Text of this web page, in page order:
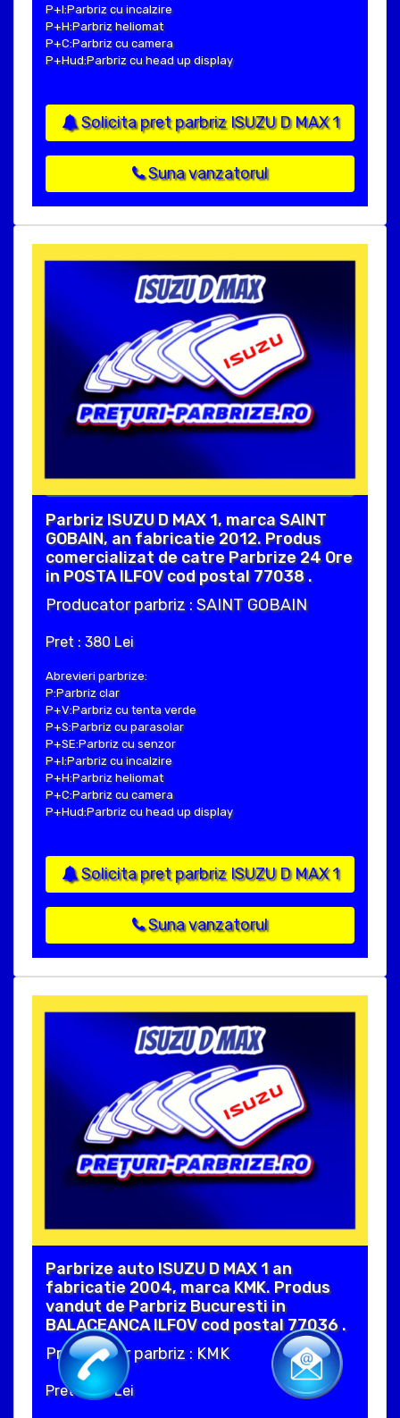
P+I:Parbriz cu incalzire
P+H:Parbriz heliomat
P+C:Parbriz cu camera
P+Hud:Parbriz cu head up display
Solicita pret parbriz ISUZU D MAX 1
Suna vanzatorul
Parbriz ISUZU D MAX 1, marca SAINT
GOBAIN, an fabricatie 2012. Produs
comercializat de catre Parbrize 24 Ore
in POSTA ILFOV cod postal 77038 .
Producator parbriz : SAINT GOBAIN
Pret : 380 Lei
Abrevieri parbrize:
P:Parbriz clar
P+V:Parbriz cu tenta verde
P+S:Parbriz cu parasolar
P+SE:Parbriz cu senzor
P+I:Parbriz cu incalzire
P+H:Parbriz heliomat
P+C:Parbriz cu camera
P+Hud:Parbriz cu head up display
Solicita pret parbriz ISUZU D MAX 1
Suna vanzatorul
Parbrize auto ISUZU D MAX 1 an
fabricatie 2004, marca KMK. Produs
vandut de Parbriz Bucuresti in
BALACEANCA ILFOV cod postal 77036 .
Producator parbriz : KMK
Pret : 230 Lei